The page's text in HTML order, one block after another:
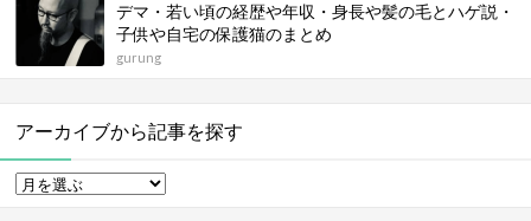
デマ・若い頃の経歴や年収・身長や髪の毛とハゲ説・
子供や自宅の保護猫のまとめ
gurung
アーカイブから記事を探す